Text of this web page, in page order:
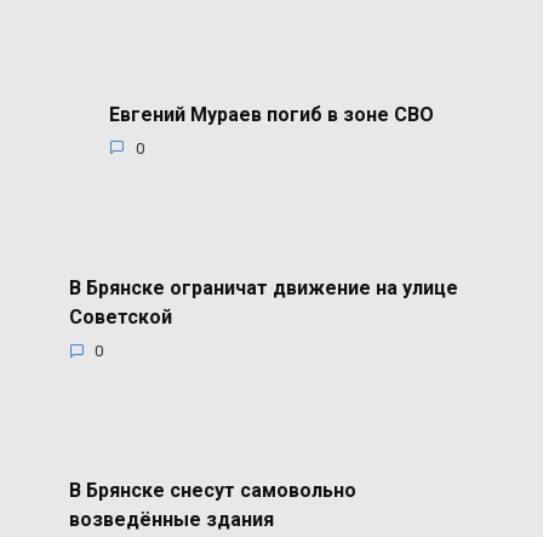
Евгений Мураев погиб в зоне СВО
0
В Брянске ограничат движение на улице
Советской
0
В Брянске снесут самовольно
возведённые здания